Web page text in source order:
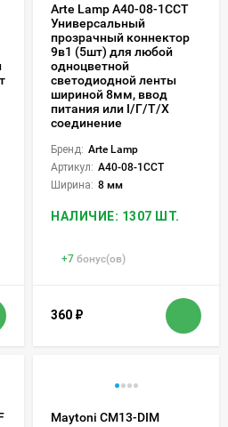
Arte Lamp A40-08-1CCT
Универсальный
прозрачный коннектор
9в1 (5шт) для любой
одноцветной
светодиодной ленты
шириной 8мм, ввод
питания или I/Г/Т/X
соединение
Бренд: Arte Lamp
Артикул: A40-08-1CCT
Ширина: 8 мм
НАЛИЧИЕ: 1307 ШТ.
+7 бонус(ов)
360 ₽
Maytoni CM13-DIM